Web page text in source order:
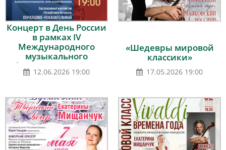
Концерт в День России
в рамках IV
Международного
музыкального
фестиваля «Подвиг
ратный – подвиг
12.06.2026 19:00
«Шедевры мировой
классики»
17.05.2026 19:00